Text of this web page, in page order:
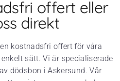
offert eller
direkt
kostnadsfri offert för våra
sätt. Vi är specialiserade
dödsbon i Askersund. Vår